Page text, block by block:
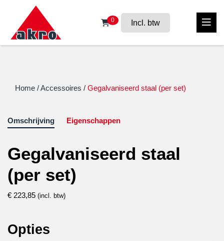
0 Incl. btw
Home /Accessoires / Gegalvaniseerd staal (per set)
Omschrijving Eigenschappen
Gegalvaniseerd staal
(per set)
€ 223,85 (incl. btw)
Opties